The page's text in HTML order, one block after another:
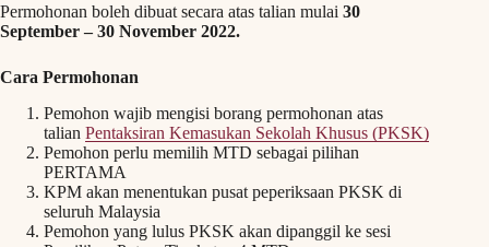
Permohonan boleh dibuat secara atas talian mulai 30
September – 30 November 2022.
Cara Permohonan
Pemohon wajib mengisi borang permohonan atas
talian Pentaksiran Kemasukan Sekolah Khusus (PKSK)
Pemohon perlu memilih MTD sebagai pilihan
PERTAMA
KPM akan menentukan pusat peperiksaan PKSK di
seluruh Malaysia
Pemohon yang lulus PKSK akan dipanggil ke sesi